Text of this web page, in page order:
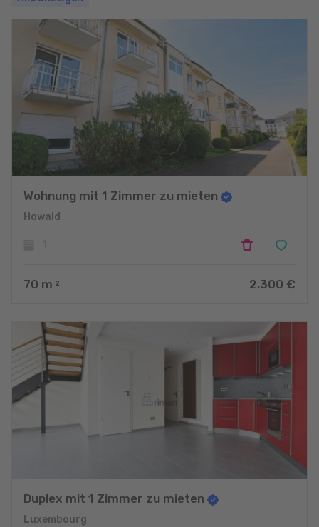
Wohnung mit 1 Zimmer zu mieten
Howald
70 m 2 2.300 €
Duplex mit 1 Zimmer zu mieten
Luxembourg